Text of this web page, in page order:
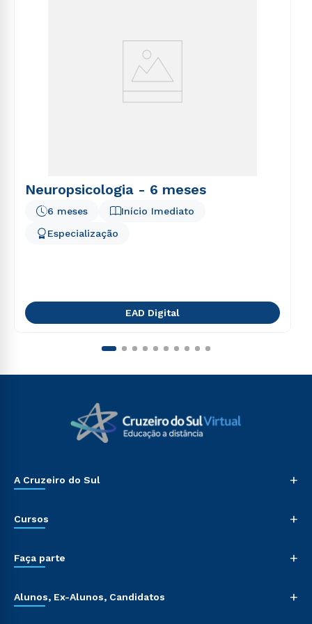
Neuropsicologia - 6 meses
Início Imediato
6 meses
Especialização
EAD Digital
A Cruzeiro do Sul +
Cursos +
Faça parte +
Alunos, Ex-Alunos, Candidatos +